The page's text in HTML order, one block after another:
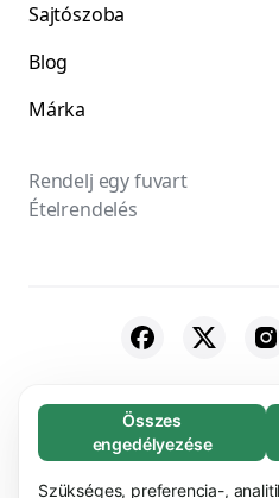
Feltétlenül szükséges
A feltétlenül szükséges
hogy weboldalunk
További információ
Összes
engedélyezése
Szükséges, preferencia-,
Sajtószoba
Blog
Márka
Rendelj egy fuvart
Ételrendelés
© 2026 Bolt
Beszállítók